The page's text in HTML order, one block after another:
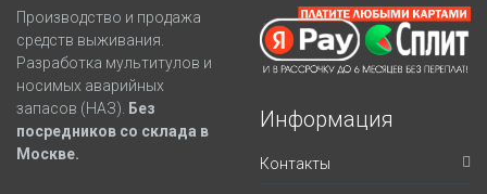
Производство и продажа
средств выживания.
Разработка мультитулов и
носимых аварийных
запасов (НАЗ).
Без
посредников со склада в
Москве.
Информация
Контакты